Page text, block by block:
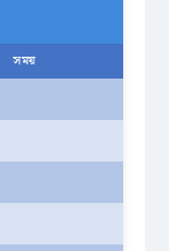
সময়